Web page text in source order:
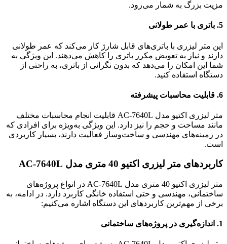
مزیت بزرگ به شمار می‌رود.
5. باتری با عمر طولانی
این متر لیزری با باتری‌های قابل شارژ کار می‌کند که عمر طولانی
دارند و نیاز به تعویض مکرر باتری را کاهش می‌دهند. این ویژگی به
شما این امکان را می‌دهد که بدون نگرانی از باتری، به راحتی از
دستگاه استفاده کنید.
6. قابلیت محاسبات پیشرفته
متر لیزری اکتیو مدل AC-7640L قابلیت انجام محاسبات مختلف
مانند مساحت و حجم را نیز دارد. این ویژگی به‌ویژه برای افرادی که
در زمینه‌های مهندسی و ساخت‌وساز فعالیت دارند، بسیار کاربردی
است.
کاربردهای متر لیزری اکتیو 40 متری مدل AC-7640L
متر لیزری اکتیو 40 متری مدل AC-7640L در انواع پروژه‌های
ساختمانی، مهندسی و حتی استفاده خانگی کاربرد دارد. در ادامه، به
برخی از مهم‌ترین کاربردهای این دستگاه اشاره می‌کنیم:
1. اندازه‌گیری در پروژه‌های ساختمانی